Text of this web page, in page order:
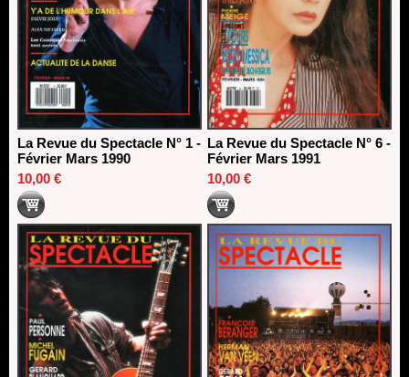
La Revue du Spectacle N° 1 -
Février Mars 1990
10,00 €
La Revue du Spectacle N° 6 -
Février Mars 1991
10,00 €